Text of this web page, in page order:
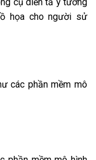
họa cho người sử
các phần mềm mô